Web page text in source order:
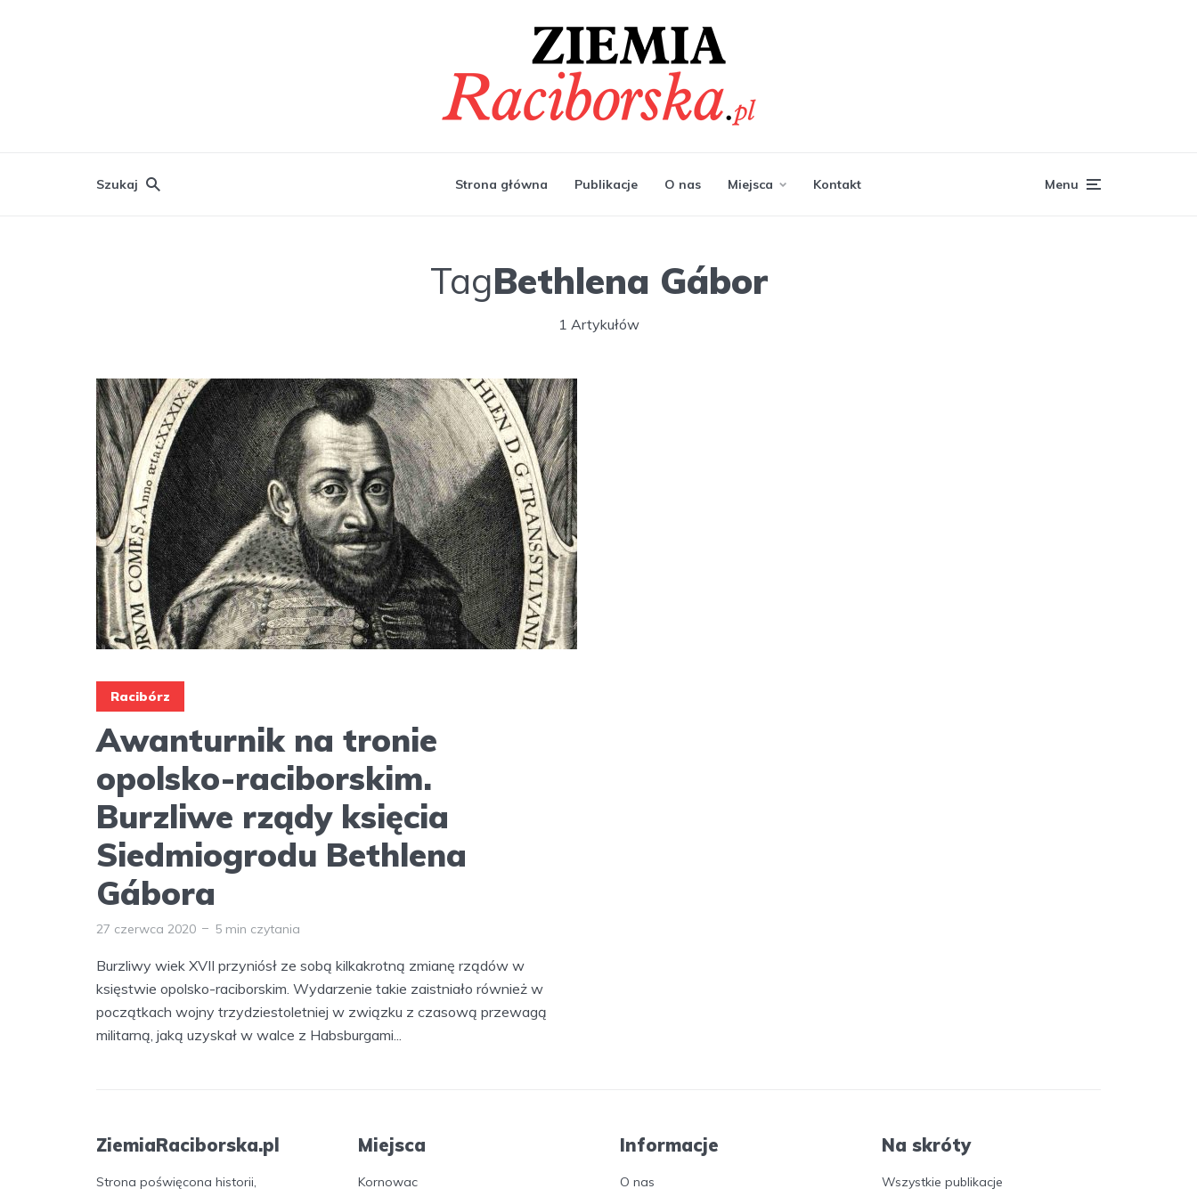
Szukaj Strona główna Publikacje O nas Miejsca Kontakt Menu
TagBethlena Gábor
1 Artykułów
Racibórz
Awanturnik na tronie
opolsko-raciborskim.
Burzliwe rządy księcia
Siedmiogrodu Bethlena
Gábora
27 czerwca 2020 5 min czytania
Burzliwy wiek XVII przyniósł ze sobą kilkakrotną zmianę rządów w
księstwie opolsko-raciborskim. Wydarzenie takie zaistniało również w
początkach wojny trzydziestoletniej w związku z czasową przewagą
militarną, jaką uzyskał w walce z Habsburgami...
ZiemiaRaciborska.pl
Strona poświęcona historii,
Miejsca
Kornowac
Informacje
O nas
Na skróty
Wszystkie publikacje